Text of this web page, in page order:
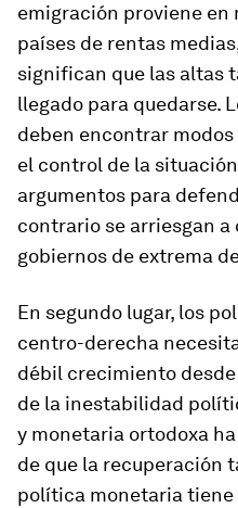
emigración proviene en
países de rentas
significan que las altas
llegado para quedarse.
deben encontrar
el control de la
argumentos para
contrario se arriesgan a
gobiernos de extrema
En segundo lugar, los
centro-derecha
débil crecimiento
de la inestabilidad
y monetaria ortodoxa
de que la recuperación
política monetaria tiene